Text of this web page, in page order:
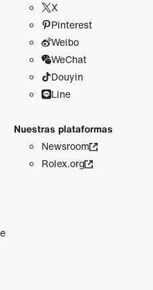
X
Pinterest
Weibo
WeChat
Douyin
Line
Nuestras plataformas
Newsroom
Rolex.org